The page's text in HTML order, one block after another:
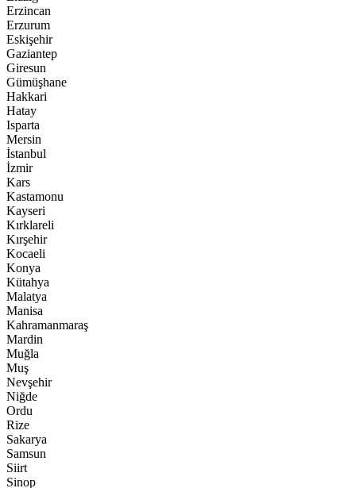
Erzincan
Erzurum
Eskişehir
Gaziantep
Giresun
Gümüşhane
Hakkari
Hatay
Isparta
Mersin
İstanbul
İzmir
Kars
Kastamonu
Kayseri
Kırklareli
Kırşehir
Kocaeli
Konya
Kütahya
Malatya
Manisa
Kahramanmaraş
Mardin
Muğla
Muş
Nevşehir
Niğde
Ordu
Rize
Sakarya
Samsun
Siirt
Sinop